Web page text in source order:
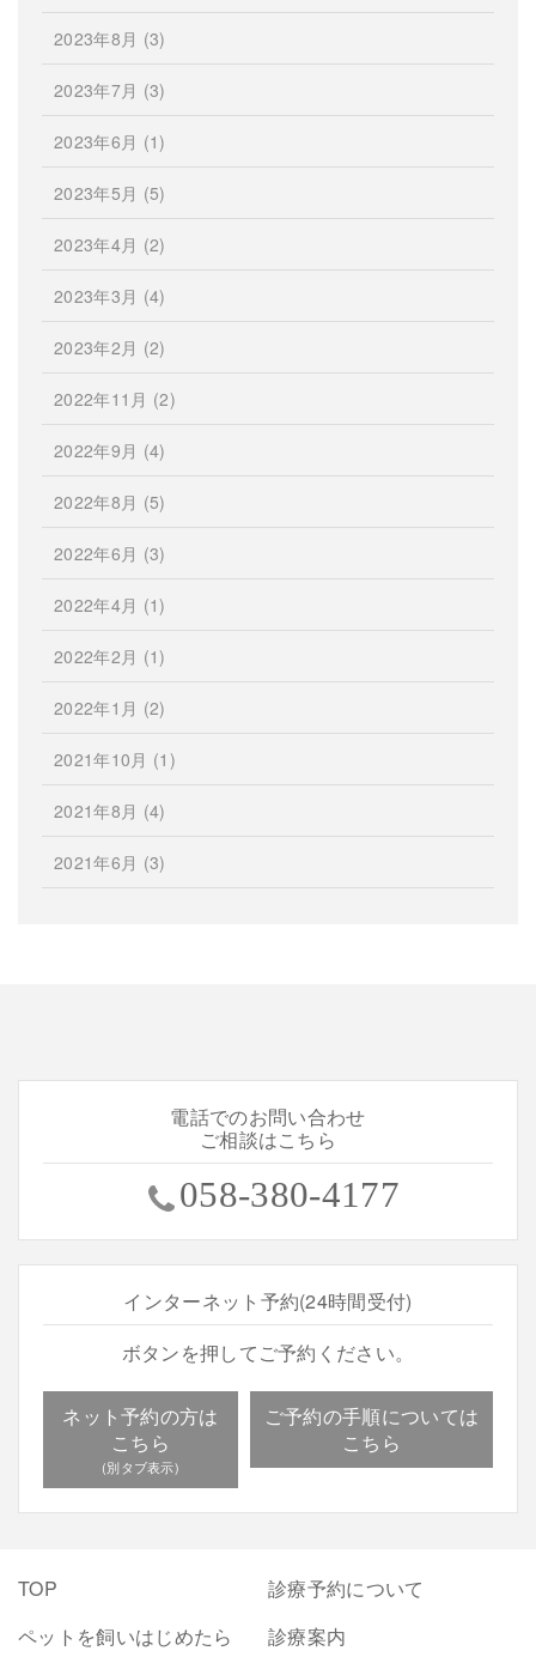
2023年8月 (3)
2023年7月 (3)
2023年6月 (1)
2023年5月 (5)
2023年4月 (2)
2023年3月 (4)
2023年2月 (2)
2022年11月 (2)
2022年9月 (4)
2022年8月 (5)
2022年6月 (3)
2022年4月 (1)
2022年2月 (1)
2022年1月 (2)
2021年10月 (1)
2021年8月 (4)
2021年6月 (3)
電話でのお問い合わせ
ご相談はこちら
058-380-4177
インターネット予約(24時間受付)
ボタンを押してご予約ください。
ネット予約の方は
こちら
ご予約の手順については
こちら
TOP
診療予約について
ペットを飼いはじめたら
診療案内